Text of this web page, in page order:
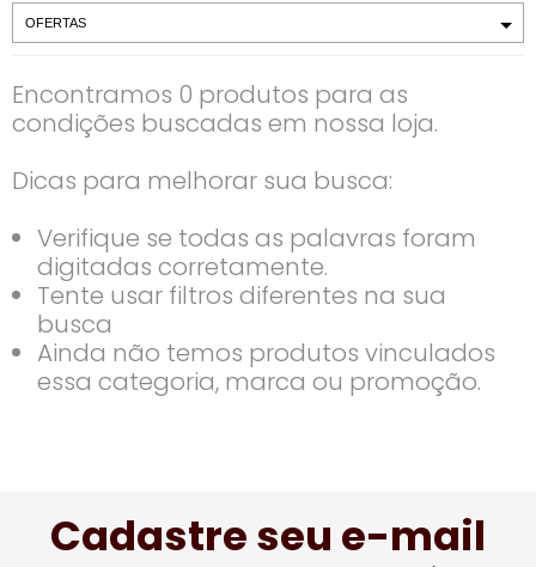
Encontramos 0 produtos para as
condições buscadas em nossa loja.
Dicas para melhorar sua busca:
Verifique se todas as palavras foram
digitadas corretamente.
Tente usar filtros diferentes na sua
busca
Ainda não temos produtos vinculados
essa categoria, marca ou promoção.
Cadastre seu e-mail